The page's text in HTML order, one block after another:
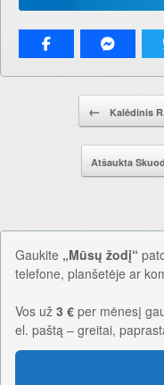
Pranešimo navigacija.
← Kalėdinis
Atšaukta
Gaukite „Mūsų žodį“
telefone, planšetėje ar
Vos už 3 € per mėnesį
el. paštą – greitai,